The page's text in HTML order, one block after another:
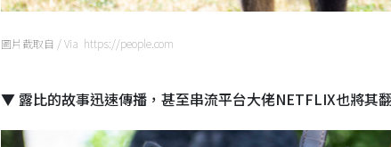
圖片截取自 / Via https://people.com
▼ 露比的故事迅速傳播，甚至串流平台大佬NETFLIX也將其